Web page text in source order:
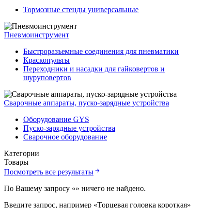
Тормозные стенды универсальные
Пневмоинструмент
Быстроразъемные соединения для пневматики
Краскопульты
Переходники и насадки для гайковертов и
шуруповертов
Сварочные аппараты, пуско-зарядные устройства
Оборудование GYS
Пуско-зарядные устройства
Сварочное оборудование
Категории
Товары
Посмотреть все результаты
По Вашему запросу «» ничего не найдено.
Введите запрос, например «Торцевая головка короткая»